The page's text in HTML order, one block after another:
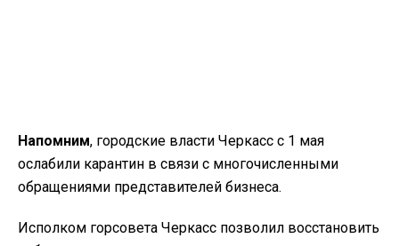
Напомним, городские власти Черкасс с 1 мая
ослабили карантин в связи с многочисленными
обращениями представителей бизнеса.
Исполком горсовета Черкасс позволил восстановить